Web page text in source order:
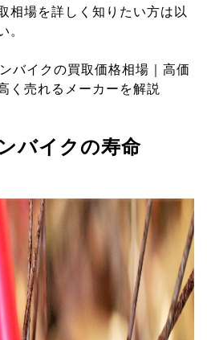
相場を詳しく知りたい方は以
。
バイクの買取価格相場｜高価
く売れるメーカーを解説
バイクの寿命